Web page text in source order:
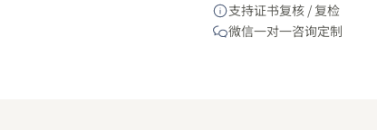
支持证书复核 / 复检
微信一对一咨询定制